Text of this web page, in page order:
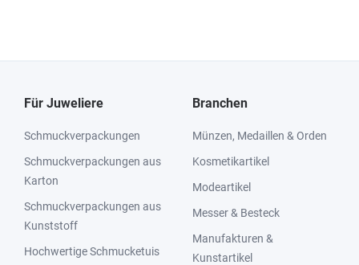
Für Juweliere
Schmuckverpackungen
Schmuckverpackungen aus
Karton
Schmuckverpackungen aus
Kunststoff
Hochwertige Schmucketuis
Branchen
Münzen, Medaillen & Orden
Kosmetikartikel
Modeartikel
Messer & Besteck
Manufakturen &
Kunstartikel